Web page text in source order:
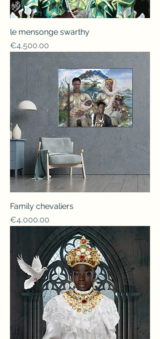
le mensonge swarthy
Price
€4,500.00
Family chevaliers
Price
€4,000.00